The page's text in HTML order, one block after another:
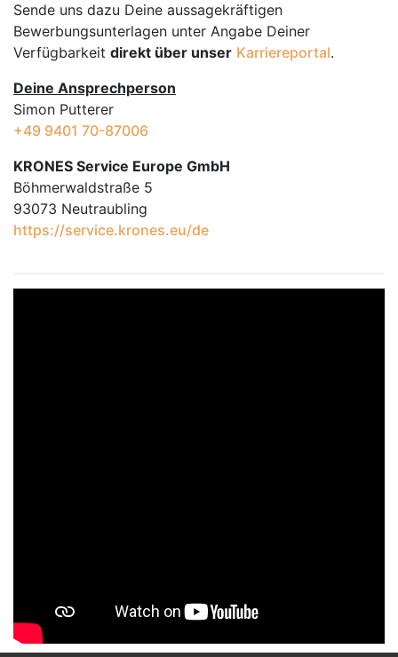
Sende uns dazu Deine aussage­kräftigen
Bewerbungsunterlagen unter Angabe Deiner
Verfügbarkeit direkt über unser Karriereportal.
Deine Ansprechperson
Simon Putterer
+49 9401 70-87006
KRONES Service Europe GmbH
Böhmerwaldstraße 5
93073 Neutraubling
https://service.krones.eu/de